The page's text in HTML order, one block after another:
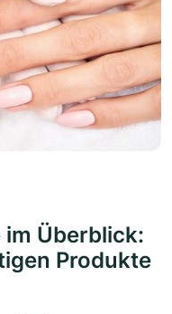
Überblick:
Produkte